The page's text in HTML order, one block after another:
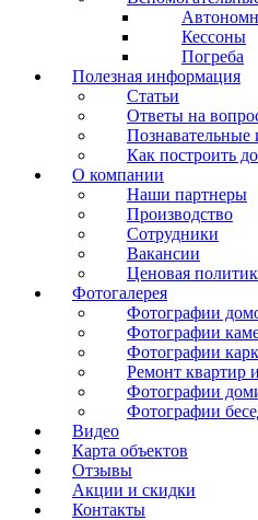
Кессоны
Погреба
Полезная информация
Статьи
Ответы на
Познавательные
Как построить
О компании
Наши партнеры
Производство
Сотрудники
Вакансии
Ценовая
Фотогалерея
Фотографии
Фотографии
Фотографии
Ремонт квартир
Фотографии
Фотографии
Видео
Карта объектов
Отзывы
Акции и скидки
Контакты